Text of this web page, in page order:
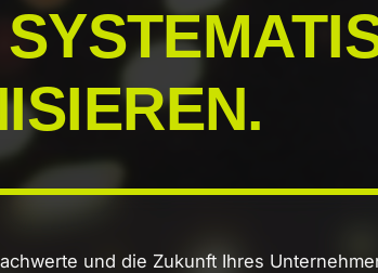
und die Zukunft Ihres